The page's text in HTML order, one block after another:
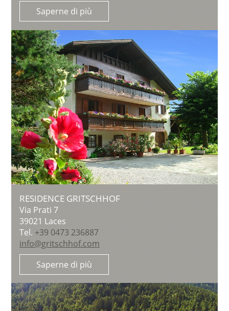
Saperne di più
RESIDENCE GRITSCHHOF
Via Prati 7
39021 Laces
Tel. +39 0473 236887
info@gritschhof.com
Saperne di più